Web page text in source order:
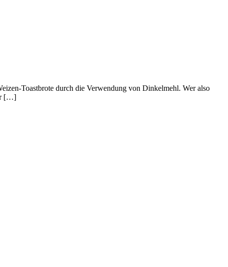
Toastbrote durch die Verwendung von Dinkelmehl. Wer also
[…]